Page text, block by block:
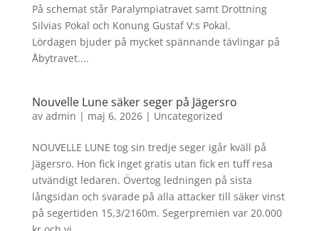
På schemat står Paralympiatravet samt Drottning
Silvias Pokal och Konung Gustaf V:s Pokal.
Lördagen bjuder på mycket spännande tävlingar på
Åbytravet....
Nouvelle Lune säker seger på Jägersro
av admin | maj 6, 2026| Uncategorized
NOUVELLE LUNE tog sin tredje seger igår kväll på
Jägersro. Hon fick inget gratis utan fick en tuff resa
utvändigt ledaren. Övertog ledningen på sista
långsidan och svarade på alla attacker till säker vinst
på segertiden 15,3/2160m. Segerpremien var 20.000